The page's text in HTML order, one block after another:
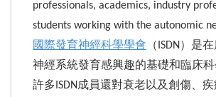
professionals, academics, industry
students working with the autonomic
國際發育神經科學學會 （ISDN）是
神經系統發育感興趣的基礎和臨床科
許多ISDN成員還對衰老以及創傷、